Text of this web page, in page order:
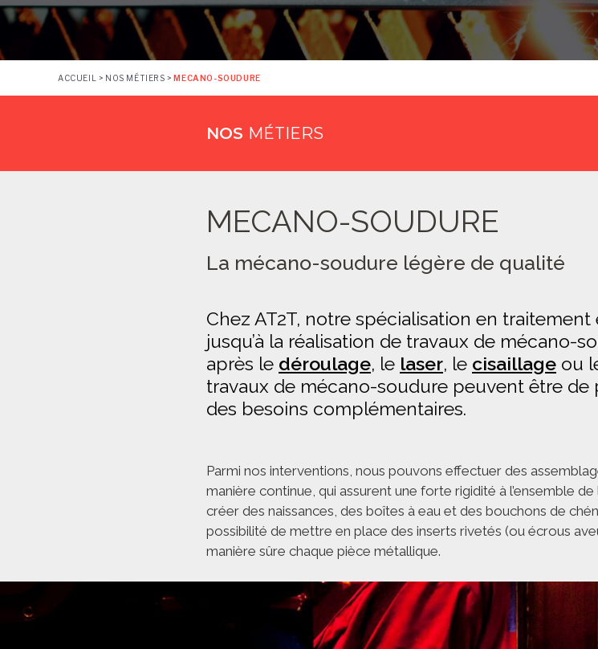
ACCUEIL > NOS MÉTIERS >MECANO-SOUDURE
NOS MÉTIERS
MECANO-SOUDURE
La mécano-soudure légère de qualité
Chez AT2T, notre spécialisation en
jusqu’à la réalisation de travaux de mécano-
après le déroulage, le laser, le cisaillage ou
travaux de mécano-soudure peuvent être de
des besoins complémentaires.
Parmi nos interventions, nous pouvons effectuer des
manière continue, qui assurent une forte rigidité à l’ensemble
créer des naissances, des boîtes à eau et des bouchons de
possibilité de mettre en place des inserts rivetés (ou écrous
manière sûre chaque pièce métallique.